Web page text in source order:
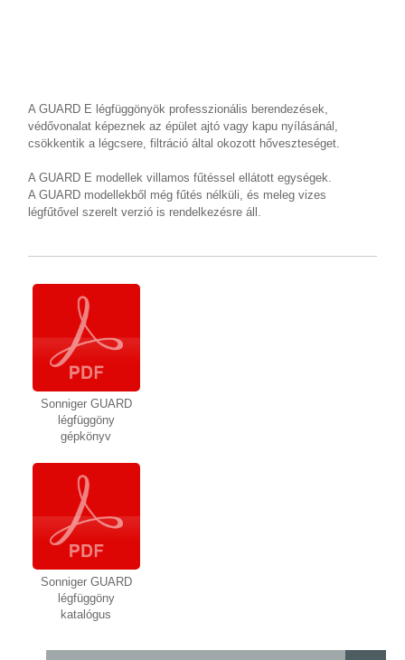
A GUARD E légfüggönyök professzionális berendezések,
védővonalat képeznek az épület ajtó vagy kapu nyílásánál,
csökkentik a légcsere, filtráció által okozott hőveszteséget.
A GUARD E modellek villamos fűtéssel ellátott egységek.
A GUARD modellekből még fűtés nélküli, és meleg vizes
légfűtővel szerelt verzió is rendelkezésre áll.
Sonniger GUARD
légfüggöny
gépkönyv
Sonniger GUARD
légfüggöny
katalógus